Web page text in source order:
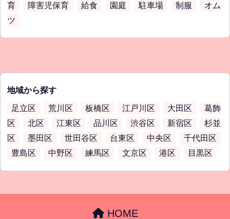
育
障害児保育 給食 園庭 駐車場 制服
オム
ツ
地域から探す
足立区 荒川区 板橋区 江戸川区 大田区
葛飾
区
北区 江東区 品川区 渋谷区 新宿区
杉並
区
墨田区 世田谷区 台東区 中央区
千代田区
豊島区
中野区 練馬区 文京区 港区 目黒区
HOME